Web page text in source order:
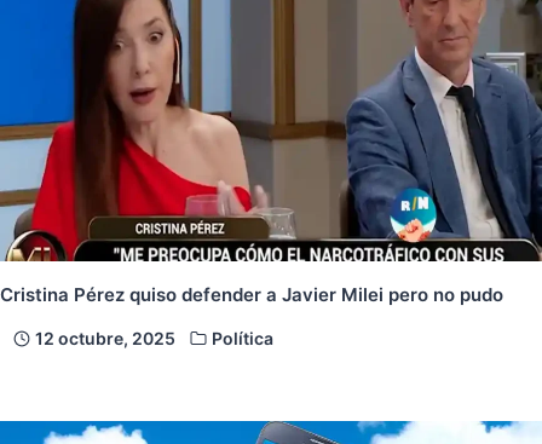
Cristina Pérez quiso defender a Javier Milei pero no pudo
12 octubre, 2025 Política